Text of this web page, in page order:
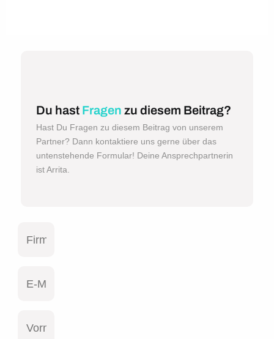
Du hast Fragen zu diesem Beitrag?
Hast Du Fragen zu diesem Beitrag von unserem
Partner? Dann kontaktiere uns gerne über das
untenstehende Formular! Deine Ansprechpartnerin
ist Arrita.